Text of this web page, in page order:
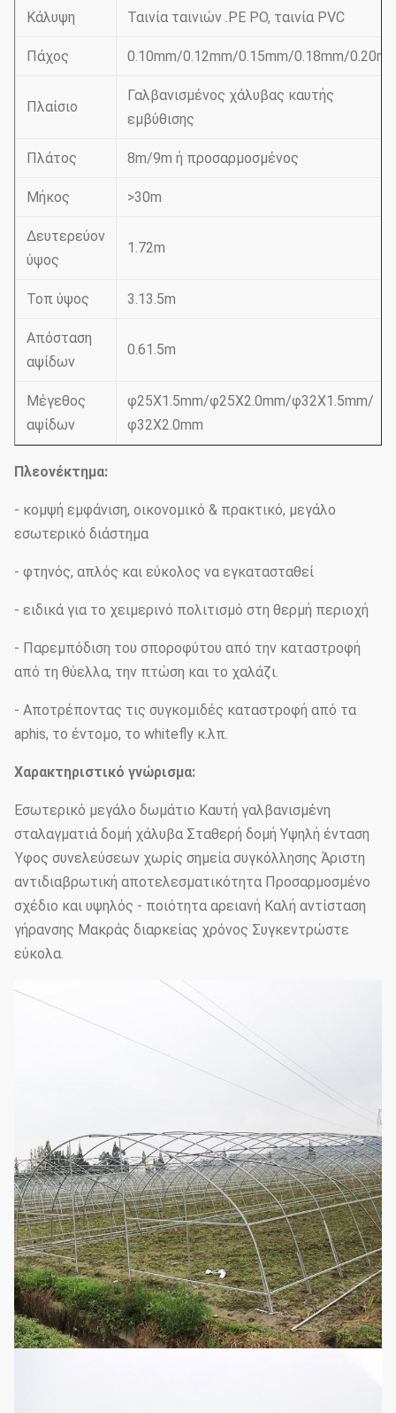
Κάλυψη Ταινία ταινιών .PE PO, ταινία PVC
Πάχος 0.10mm/0.12mm/0.15mm/0.18mm/
Πλαίσιο
Γαλβανισμένος χάλυβας καυτής
εμβύθισης
Πλάτος 8m/9m ή προσαρμοσμένος
Μήκος >30m
Δευτερεύον
ύψος
1.72m
Τοπ ύψος 3.13.5m
Απόσταση
αψίδων
0.61.5m
Μέγεθος
αψίδων
φ25X1.5mm/φ25X2.0mm/φ32X1.5mm/
φ32X2.0mm
Πλεονέκτημα:
- κομψή εμφάνιση, οικονομικό & πρακτικό, μεγάλο
εσωτερικό διάστημα
- φτηνός, απλός και εύκολος να εγκατασταθεί
- ειδικά για το χειμερινό πολιτισμό στη θερμή περιοχή
- Παρεμπόδιση του σποροφύτου από την καταστροφή
από τη θύελλα, την πτώση και το χαλάζι.
- Αποτρέποντας τις συγκομιδές καταστροφή από τα
aphis, το έντομο, το whitefly κ.λπ.
Χαρακτηριστικό γνώρισμα:
Εσωτερικό μεγάλο δωμάτιο Καυτή γαλβανισμένη
σταλαγματιά δομή χάλυβα Σταθερή δομή Υψηλή ένταση
Ύφος συνελεύσεων χωρίς σημεία συγκόλλησης Άριστη
αντιδιαβρωτική αποτελεσματικότητα Προσαρμοσμένο
σχέδιο και υψηλός - ποιότητα αρειανή Καλή αντίσταση
γήρανσης Μακράς διαρκείας χρόνος Συγκεντρώστε
εύκολα.